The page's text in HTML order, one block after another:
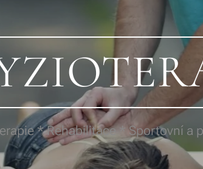
* Rehabilitace * Sportovní a